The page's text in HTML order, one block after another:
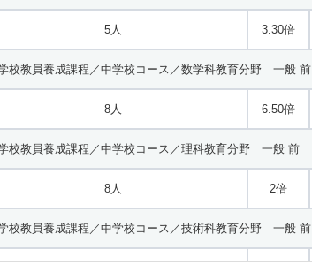
5人 3.30倍
校教員養成課程／中学校コース／数学科教育分野 一般 前
8人 6.50倍
校教員養成課程／中学校コース／理科教育分野 一般 前
8人 2倍
校教員養成課程／中学校コース／技術科教育分野 一般 前